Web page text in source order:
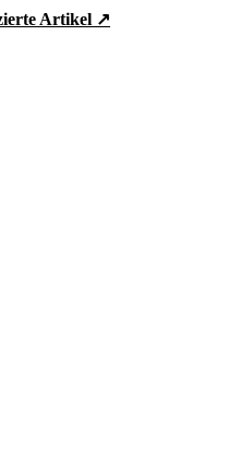
Artikel ↗